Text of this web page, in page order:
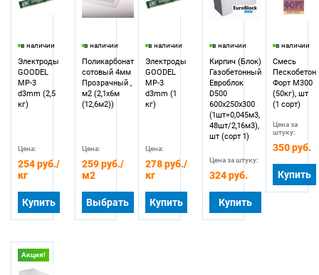
в наличии
Электроды
GOODEL
МР-3
d3mm (2,5
кг)
Цена:
254 руб./
кг
Купить
в наличии
Поликарбонат
сотовый 4мм
Прозрачный ,
м2 (2,1х6м
(12,6м2))
Цена:
259 руб./
м2
Выбрать
в наличии
Электроды
GOODEL
МР-3
d3mm (1
кг)
Цена:
278 руб./
кг
Купить
в наличии
Кирпич (Блок)
Газобетонный
Eвроблок
D500
600х250х300
(1шт=0,045м3,
48шт/2,16м3),
шт (сорт 1)
Цена за штуку:
324 руб.
Купить
в наличии
Смесь
Пескобетон
Форт М300
(50кг), шт
(1 сорт)
Цена за
штуку:
350 руб.
Купить
Акция!